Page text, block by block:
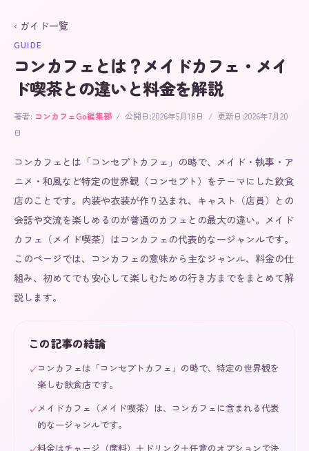
‹ ガイド一覧
GUIDE
コンカフェとは？メイドカフェ・メイ
ド喫茶との違いと料金を解説
著者: コンカフェGo編集部 / 公開日:2026年5月18日 / 更新日:2026年7月20
日
コンカフェとは「コンセプトカフェ」の略で、メイド・執事・ア
ニメ・和風など特定の世界観（コンセプト）をテーマにした飲食
店のことです。内装や衣装が作り込まれ、キャスト（店員）との
会話や交流を楽しめるのが普通のカフェとの最大の違い。メイド
カフェ（メイド喫茶）はコンカフェの代表的な一ジャンルです。
このページでは、コンカフェの意味から主なジャンル、料金の仕
組み、初めてでも安心して楽しむための行き方までをまとめて解
説します。
この記事の結論
✓コンカフェは「コンセプトカフェ」の略で、特定の世界観を
楽しむ飲食店です。
✓メイドカフェ（メイド喫茶）は、コンカフェに含まれる代表
的な一ジャンルです。
料金はチャージ（席料）＋ドリンク＋任意のオプションで決